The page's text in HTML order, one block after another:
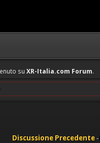
su XR-Italia.com Forum.
Discussione Precedente-